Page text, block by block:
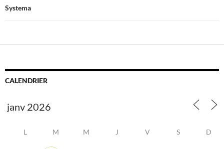
Systema
CALENDRIER
L M M J V S D